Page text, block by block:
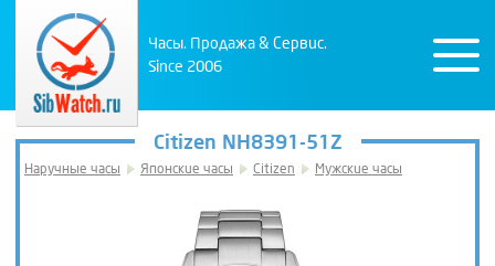
Часы. Продажа & Сервис.
Since 2006
Citizen NH8391-51Z
Наручные часы Японские часы Citizen Мужские часы